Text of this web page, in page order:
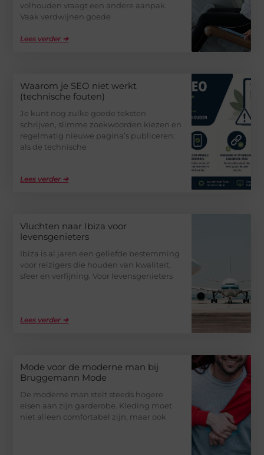
volhouden vraagt een andere aanpak.
Vaak verdwijnen goede
Lees verder ➜
Waarom je SEO niet werkt
(technische fouten)
Je kunt nog zulke goede teksten
schrijven, slimme zoekwoorden kiezen en
regelmatig nieuwe pagina’s publiceren:
als de technische
Lees verder ➜
Vluchten naar Ibiza voor
levensgenieters
Ibiza is al jaren een geliefde bestemming
voor reizigers die houden van kwaliteit,
sfeer en verfijning. Voor levensgenieters
Lees verder ➜
Mode voor de moderne man bij
Bruggemann Mode
De moderne man stelt steeds hogere
eisen aan zijn garderobe. Kleding moet
niet alleen comfortabel zijn, maar ook